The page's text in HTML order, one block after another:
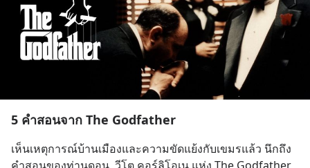
5 คำสอนจาก The Godfather
เห็นเหตุการณ์บ้านเมืองและความขัดแย้งกับเขมรแล้ว นึกถึง